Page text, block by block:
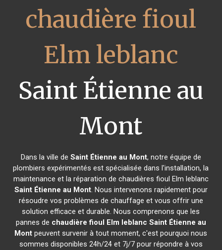
chaudière fioul
Elm leblanc
Saint Étienne au
Mont
Dans la ville de Saint Étienne au Mont, notre équipe de
plombiers expérimentés est spécialisée dans l'installation, la
maintenance et la réparation de chaudières fioul Elm leblanc
Saint Étienne au Mont. Nous intervenons rapidement pour
résoudre vos problèmes de chauffage et vous offrir une
solution efficace et durable. Nous comprenons que les
pannes de chaudière fioul Elm leblanc Saint Étienne au
Mont peuvent survenir à tout moment, c'est pourquoi nous
sommes disponibles 24h/24 et 7j/7 pour répondre à vos